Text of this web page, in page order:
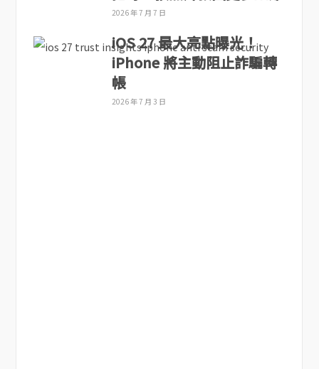
2026 年 7 月 7 日
iOS 27 最大亮點曝光！
iPhone 將主動阻止詐騙轉
帳
2026 年 7 月 3 日